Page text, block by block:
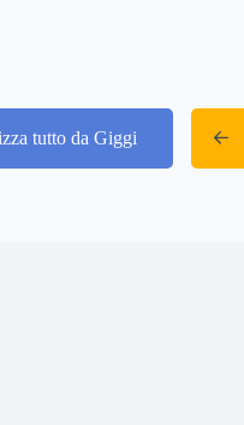
tutto da Giggi